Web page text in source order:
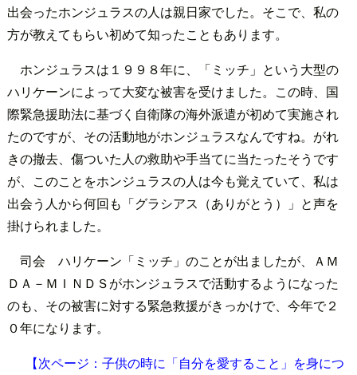
出会ったホンジュラスの人は親日家でした。そこで、私の
方が教えてもらい初めて知ったこともあります。
ホンジュラスは１９９８年に、「ミッチ」という大型の
ハリケーンによって大変な被害を受けました。この時、国
際緊急援助法に基づく自衛隊の海外派遣が初めて実施され
たのですが、その活動地がホンジュラスなんですね。がれ
きの撤去、傷ついた人の救助や手当てに当たったそうです
が、このことをホンジュラスの人は今も覚えていて、私は
出会う人から何回も「グラシアス（ありがとう）」と声を
掛けられました。
司会 ハリケーン「ミッチ」のことが出ましたが、ＡＭ
ＤＡ－ＭＩＮＤＳがホンジュラスで活動するようになった
のも、その被害に対する緊急救援がきっかけで、今年で２
０年になります。
【次ページ：子供の時に「自分を愛すること」を身につ